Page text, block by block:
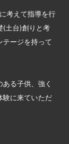
考えて指導を行
(土台)創りと考
テージを持って
る子供、強く
験に来ていただ